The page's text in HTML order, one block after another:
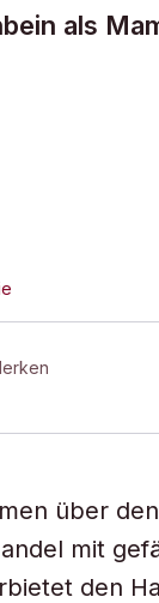
als
über den
mit
den